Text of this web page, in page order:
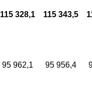
115 328,1 115 343,5
95 962,1 95 956,4